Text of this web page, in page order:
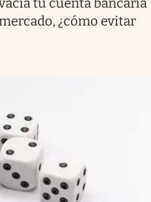
¿cómo evitar